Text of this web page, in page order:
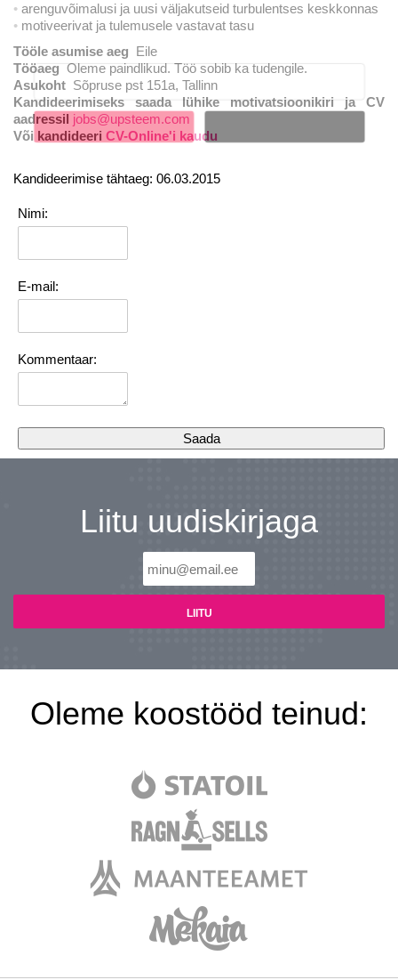
arenguvõimalusi ja uusi väljakutseid turbulentses keskkonnas
motiveerivat ja tulemusele vastavat tasu
Tööle asumise aeg Eile
Tööaeg Oleme paindlikud. Töö sobib ka tudengile.
Asukoht Sõpruse pst 151a, Tallinn
Kandideerimiseks saada lühike motivatsioonikiri ja CV
aadressil jobs@upsteem.com
Või kandideeri CV-Online'i kaudu
Kandideerimise tähtaeg: 06.03.2015
Nimi:
E-mail:
Kommentaar:
Liitu uudiskirjaga
Oleme koostööd teinud:
Ära jää ilma uudistest ja põnevatest lugudest
Liitun